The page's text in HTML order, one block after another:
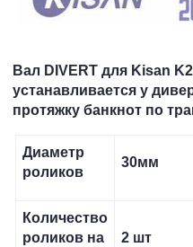
Вал DIVERT для Kisan
устанавливается у
протяжку банкнот по
Диаметр
роликов
30мм
Количество
роликов на
2 шт